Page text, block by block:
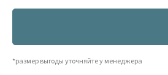
*размер выгоды уточняйте у менеджера